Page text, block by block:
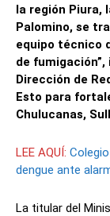
la región Piura,
Palomino, se
equipo técnico
de
Dirección de
Esto para
Chulucanas,
LEE AQUÍ:
dengue ante
La titular del